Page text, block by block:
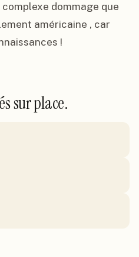
dommage que
américaine , car
!
sur place.